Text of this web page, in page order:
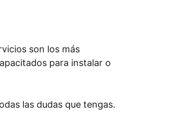
son los más
para instalar o
las dudas que tengas.